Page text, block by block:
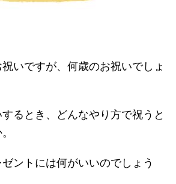
いですが、何歳のお祝いでしょ
るとき、どんなやり方で祝うと
ントには何がいいのでしょう